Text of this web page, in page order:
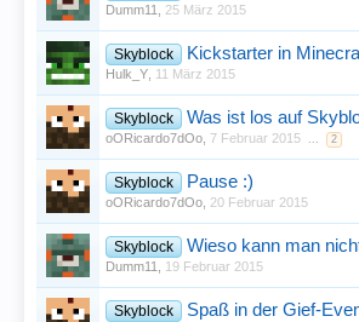
Dumm11 25 März 2015
Skyblock Kickstarter in
Hulk_Y 11 März 2015
Skyblock Was ist los auf
oORicardo7dOo 7 Februar 2015 ... 2
Skyblock Pause :)
oORicardo7dOo 20 Februar 2015
Skyblock Wieso kann man
Dumm11 19 Februar 2015
Skyblock Spaß in der Gief-